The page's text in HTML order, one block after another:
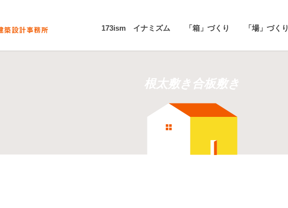
173ism イナミズム 「箱」づくり 「場」づくり
根太敷き合板敷き